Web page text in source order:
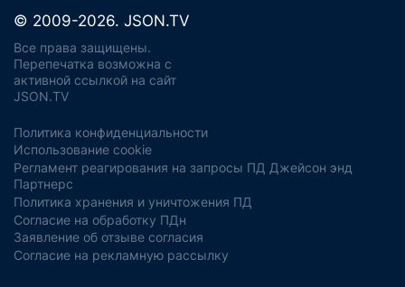
© 2009-2026. JSON.TV
Все права защищены.
Перепечатка возможна с
активной ссылкой на сайт
JSON.TV
Политика конфиденциальности
Использование cookie
Регламент реагирования на запросы ПД Джейсон энд
Партнерс
Политика хранения и уничтожения ПД
Согласие на обработку ПДн
Заявление об отзыве согласия
Согласие на рекламную рассылку